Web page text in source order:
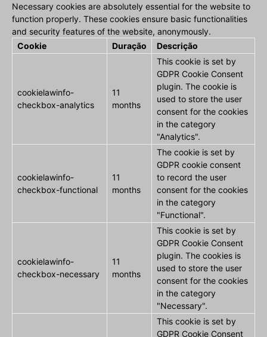
Necessary cookies are absolutely essential for the website to
function properly. These cookies ensure basic functionalities
and security features of the website, anonymously.
Cookie
Duração Descrição
cookielawinfo-
checkbox-analytics
11
months
This cookie is set by
GDPR Cookie Consent
plugin. The cookie is
used to store the user
consent for the cookies
in the category
"Analytics".
cookielawinfo-
checkbox-functional
11
months
The cookie is set by
GDPR cookie consent
to record the user
consent for the cookies
in the category
"Functional".
cookielawinfo-
checkbox-necessary
11
months
This cookie is set by
GDPR Cookie Consent
plugin. The cookies is
used to store the user
consent for the cookies
in the category
"Necessary".
This cookie is set by
GDPR Cookie Consent